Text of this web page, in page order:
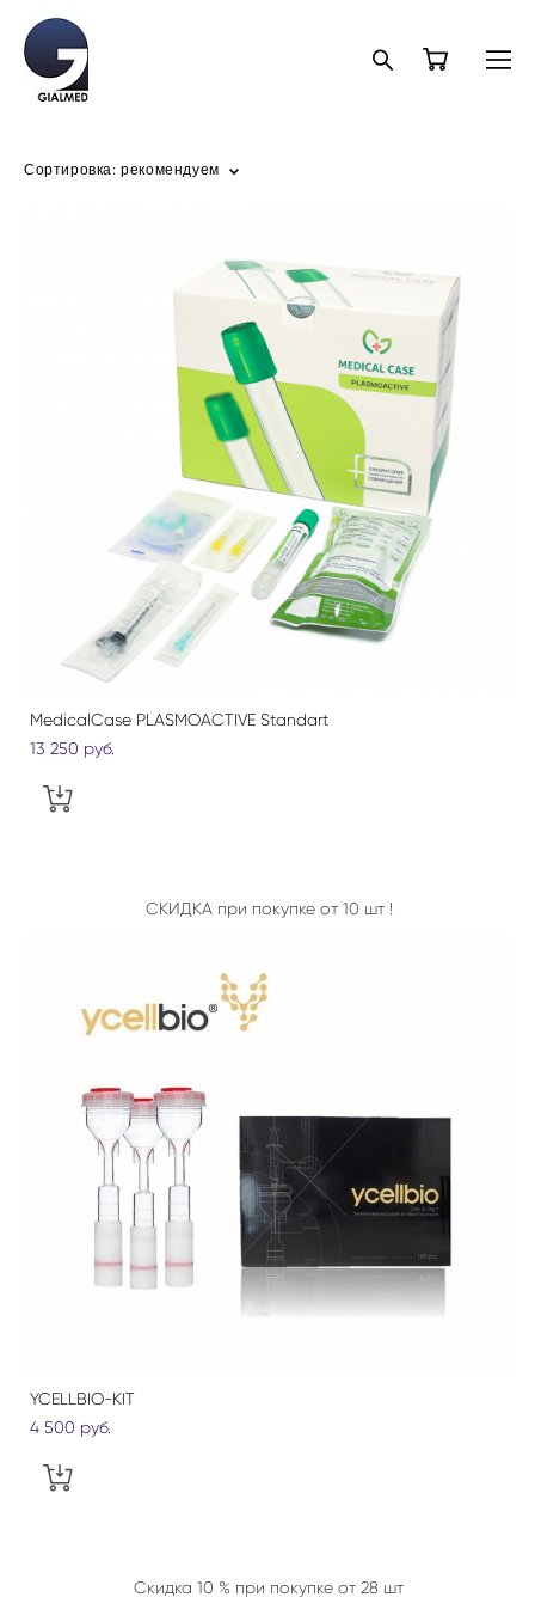
Сортировка: рекомендуем
MedicalCase PLASMOACTIVE Standart
13 250 pуб.
СКИДКА при покупке от 10 шт !
YCELLBIO-KIT
4 500 pуб.
Скидка 10 % при покупке от 28 шт